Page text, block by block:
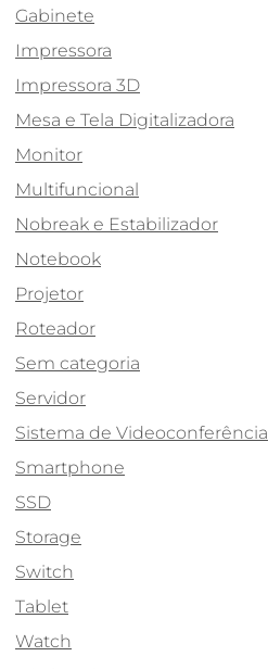
Gabinete
Impressora
Impressora 3D
Mesa e Tela Digitalizadora
Monitor
Multifuncional
Nobreak e Estabilizador
Notebook
Projetor
Roteador
Sem categoria
Servidor
Sistema de Videoconferência
Smartphone
SSD
Storage
Switch
Tablet
Watch